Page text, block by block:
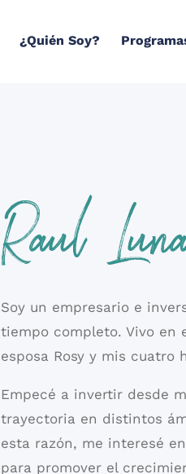
¿Quién Soy?
Raul
Soy un empresario e
tiempo completo. Vivo en
esposa Rosy y mis cuatro
Empecé a invertir desde
trayectoria en distintos
esta razón, me interesé
para promover el